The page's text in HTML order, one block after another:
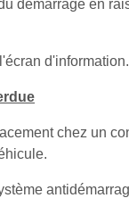
démarrage en
d'information.
chez un